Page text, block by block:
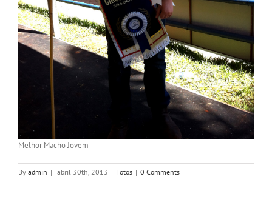
Melhor Macho Jovem
By admin | abril 30th, 2013 | Fotos | 0 Comments